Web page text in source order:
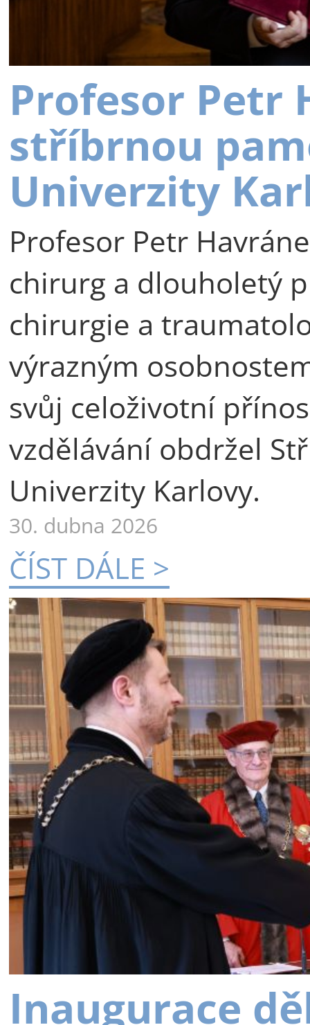
Profesor Petr
stříbrnou
Univerzity
Profesor Petr
chirurg a dlouholetý
chirurgie a
výrazným
svůj celoživotní
vzdělávání obdržel
Univerzity Karlovy.
30. dubna 2026
ČÍST DÁLE >
Inaugurace